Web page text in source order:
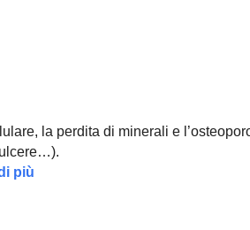
la perdita di minerali e
più